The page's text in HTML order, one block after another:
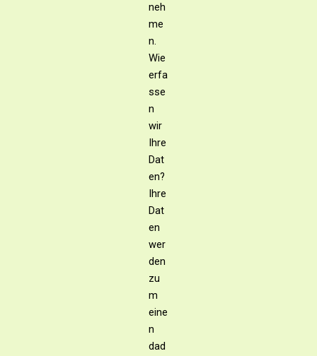
neh
me
n.
Wie
erfa
sse
n
wir
Ihre
Dat
en?
Ihre
Dat
en
wer
den
zu
m
eine
n
dad